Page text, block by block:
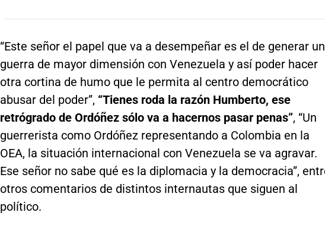
“Este señor el papel que va a desempeñar es el de generar
guerra de mayor dimensión con Venezuela y así poder hacer
otra cortina de humo que le permita al centro democrático
abusar del poder”, “Tienes roda la razón Humberto, ese
retrógrado de Ordóñez sólo va a hacernos pasar penas”, “Un
guerrerista como Ordóñez representando a Colombia en la
OEA, la situación internacional con Venezuela se va agravar.
Ese señor no sabe qué es la diplomacia y la democracia”,
otros comentarios de distintos internautas que siguen al
político.